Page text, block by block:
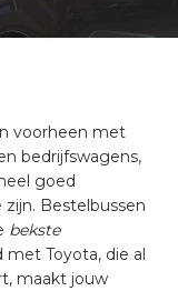
voorheen met
bedrijfswagens,
goed
Bestelbussen
bekste
Toyota, die al
maakt jouw